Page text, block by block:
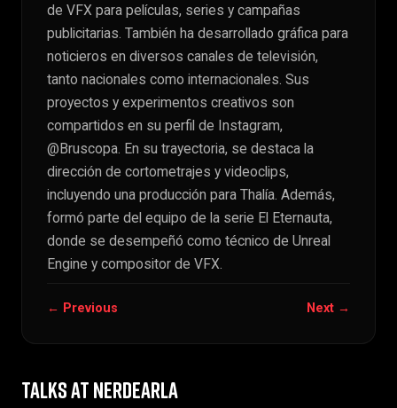
de VFX para películas, series y campañas
publicitarias. También ha desarrollado gráfica para
noticieros en diversos canales de televisión,
tanto nacionales como internacionales. Sus
proyectos y experimentos creativos son
compartidos en su perfil de Instagram,
@Bruscopa. En su trayectoria, se destaca la
dirección de cortometrajes y videoclips,
incluyendo una producción para Thalía. Además,
formó parte del equipo de la serie El Eternauta,
donde se desempeñó como técnico de Unreal
Engine y compositor de VFX.
← Previous Next →
TALKS AT NERDEARLA